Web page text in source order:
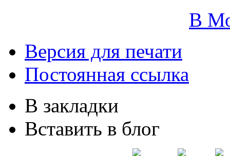
В
Версия для печати
Постоянная ссылка
В закладки
Вставить в блог